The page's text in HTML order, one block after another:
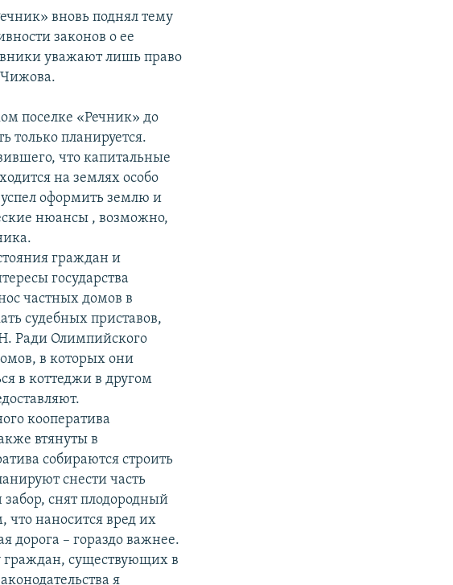
вновь поднял тему
законов о ее
уважают лишь право
Чижова.
поселке «Речник» до
только планируется.
что капитальные
на землях особо
оформить землю и
нюансы , возможно,
граждан и
государства
частных домов в
судебных приставов,
Ради Олимпийского
в которых они
в коттеджи в другом
кооператива
втянуты в
собираются строить
снести часть
снят плодородный
что наносится вред их
дорога – гораздо важнее.
граждан, существующих в
я